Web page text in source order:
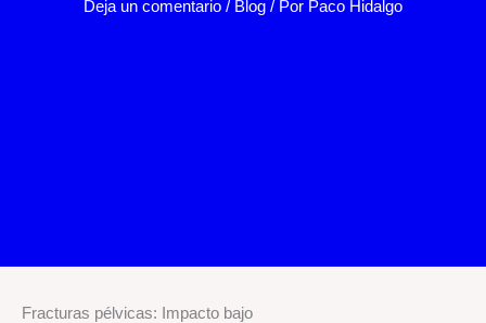
Deja un comentario / Blog / Por Paco Hidalgo
Fracturas pélvicas: Impacto bajo